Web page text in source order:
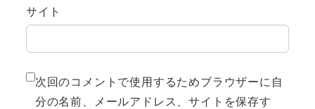
サイト
次回のコメントで使用するためブラウザーに自
分の名前、メールアドレス、サイトを保存す